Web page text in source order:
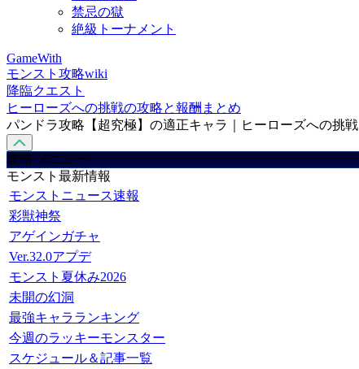
禁忌の獄
絶級トーナメント
GameWith
モンスト攻略wiki
降臨クエスト
ヒーローズへの挑戦の攻略と報酬まとめ
パンドラ攻略【超究極】の適正キャラ｜ヒーローズへの挑戦
攻略 メニュー
モンスト最新情報
モンストニュース速報
彩獣神祭
アゲインガチャ
Ver.32.0アプデ
モンスト夏休み2026
未開の幻洞
最強キャラランキング
今週のラッキーモンスター
スケジュール＆記事一覧